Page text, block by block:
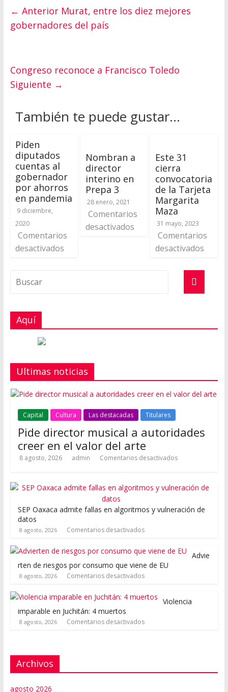
← AnteriorMurat, entre los diez mejores
gobernadores del país
Congreso reconoce a Francisco Toledo
Siguiente →
También te puede gustar...
Piden
diputados
cuentas al
gobernador
por ahorros
en pandemia
9 diciembre,
2020
Comentarios
desactivados
Nombran a
director
interino en
Prepa 3
28 enero, 2021
Comentarios
desactivados
Este 31
cierra
convocatoria
de la Tarjeta
Margarita
Maza
31 mayo, 2023
Comentarios
desactivados
Aquí
Ultimas noticias
Capital Cultura Las destacadas Titulares
Pide director musical a autoridades
creer en el valor del arte
8 agosto, 2026 admin Comentarios desactivados
SEP Oaxaca admite fallas en algoritmos y vulneración de
datos
8 agosto, 2026 Comentarios desactivados
Advie
rten de riesgos por consumo que viene de EU
8 agosto, 2026 Comentarios desactivados
Violencia
imparable en Juchitán: 4 muertos
8 agosto, 2026 Comentarios desactivados
Archivos
agosto 2026